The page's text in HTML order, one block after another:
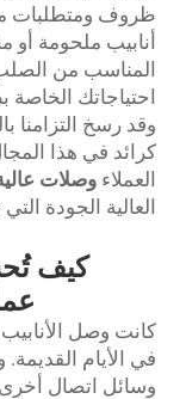
ظروف ومتطلبات
أنابيب ملحومة أو
المناسب من
احتياجاتك الخاصة
وقد رسخ التزامنا
كرائد في هذا
العملاء وصلات
العالية الجودة
كيف
كانت وصل
في الأيام
وسائل اتصال